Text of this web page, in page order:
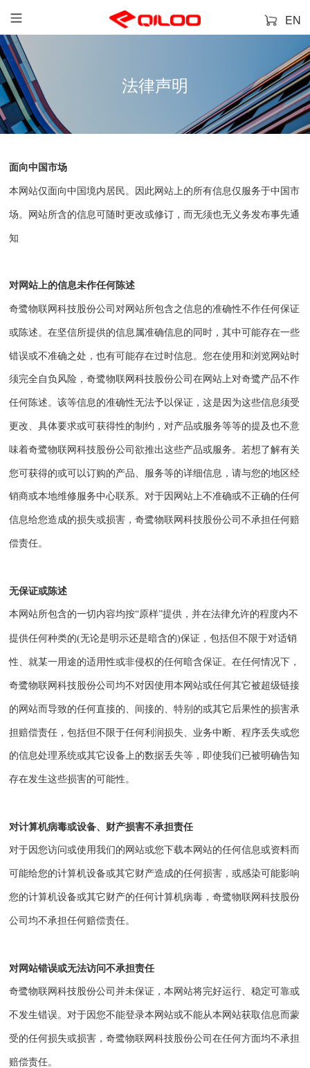
EN
法律声明
面向中国市场
本网站仅面向中国境内居民。因此网站上的所有信息仅服务于中国市
场。网站所含的信息可随时更改或修订，而无须也无义务发布事先通
知
对网站上的信息未作任何陈述
奇鹭物联网科技股份公司 对网站所包含之信息的准确性不作任何保证
或陈述。在坚信所提供的信息属准确信息的同时，其中可能存在一些
错误或不准确之处，也有可能存在过时信息。您在使用和浏览网站时
须完全自负风险，奇鹭物联网科技股份公司在网站上对奇鹭产品不作
任何陈述。该等信息的准确性无法予以保证，这是因为这些信息须受
更改、具体要求或可获得性的制约，对产品或服务等等的提及也不意
味着奇鹭物联网科技股份公司欲推出这些产品或服务。若想了解有关
您可获得的或可以订购的产品、服务等的详细信息，请与您的地区经
销商或本地维修服务中心联系。对于因网站上不准确或不正确的任何
信息给您造成的损失或损害，奇鹭物联网科技股份公司不承担任何赔
偿责任。
无保证或陈述
本网站所包含的一切内容均按“原样”提供，并在法律允许的程度内不
提供任何种类的(无论是明示还是暗含的)保证，包括但不限于对适销
性、就某一用途的适用性或非侵权的任何暗含保证。在任何情况下，
奇鹭物联网科技股份公司均不对因使用本网站或任何其它被超级链接
的网站而导致的任何直接的、间接的、特别的或其它后果性的损害承
担赔偿责任，包括但不限于任何利润损失、业务中断、程序丢失或您
的信息处理系统或其它设备上的数据丢失等，即使我们已被明确告知
存在发生这些损害的可能性。
对计算机病毒或设备、财产损害不承担责任
对于因您访问或使用我们的网站或您下载本网站的任何信息或资料而
可能给您的计算机设备或其它财产造成的任何损害，或感染可能影响
您的计算机设备或其它财产的任何计算机病毒，奇鹭物联网科技股份
公司均不承担任何赔偿责任。
对网站错误或无法访问不承担责任
奇鹭物联网科技股份公司并未保证，本网站将完好运行、稳定可靠或
不发生错误。对于因您不能登录本网站或不能从本网站获取信息而蒙
受的任何损失或损害，奇鹭物联网科技股份公司在任何方面均不承担
赔偿责任。